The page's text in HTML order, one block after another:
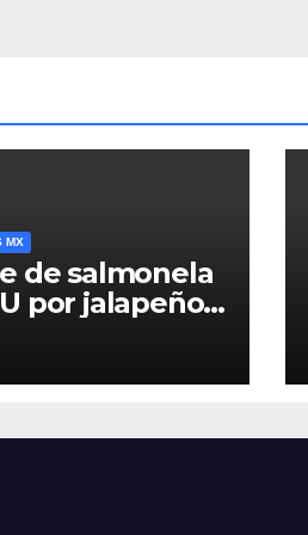
MX
de salmonela
por jalapeños
deja 345
y 36